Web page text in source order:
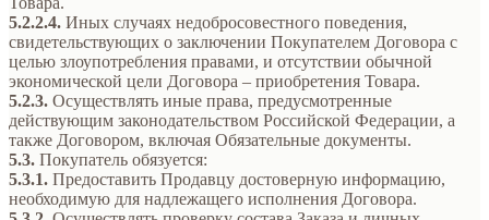
5.2.2.4. Иных случаях недобросовестного поведения,
свидетельствующих о заключении Покупателем Договора с
целью злоупотребления правами, и отсутствии обычной
экономической цели Договора – приобретения Товара.
5.2.3. Осуществлять иные права, предусмотренные
действующим законодательством Российской Федерации, а
также Договором, включая Обязательные документы.
5.3. Покупатель обязуется:
5.3.1. Предоставить Продавцу достоверную информацию,
необходимую для надлежащего исполнения Договора.